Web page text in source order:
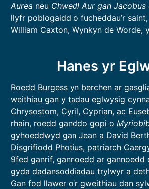
Aurea neu Chwedl Aur gan Jacobus
llyfr poblogaidd o fucheddau’r
William Caxton, Wynkyn de Worde,
Hanes yr
Roedd Burgess yn berchen ar
weithiau gan y tadau eglwysig
Chrysostom, Cyril, Cyprian, ac
rhain, roedd ganddo gopi o
gyhoeddwyd gan Jean a David
Disgrifiodd Photius, patriarch
9fed ganrif, gannoedd ar gannoedd
gyda dadansoddiadau trylwyr a
Gan fod llawer o’r gweithiau dan